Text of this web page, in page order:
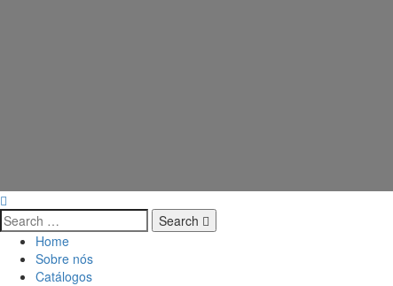
Search
Home
Sobre nós
Catálogos